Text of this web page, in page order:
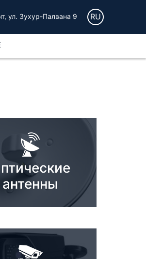
ул. Зухур-Палвана 9 RU
антенны